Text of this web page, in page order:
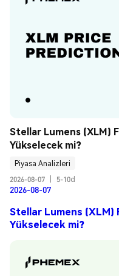
Stellar Lumens (XLM)
Yükselecek mi?
Piyasa Analizleri
2026-08-07
5-10d
2026-08-07
Stellar Lumens (XLM)
Yükselecek mi?